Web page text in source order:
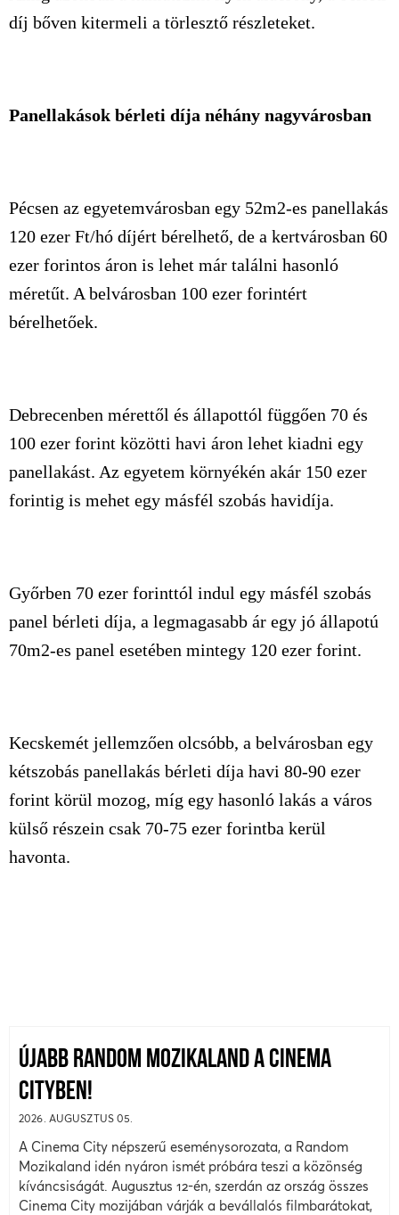
díj bőven kitermeli a törlesztő részleteket.
Panellakások bérleti díja néhány nagyvárosban
Pécsen az egyetemvárosban egy 52m2-es panellakás
120 ezer Ft/hó díjért bérelhető, de a kertvárosban 60
ezer forintos áron is lehet már találni hasonló
méretűt. A belvárosban 100 ezer forintért
bérelhetőek.
Debrecenben mérettől és állapottól függően 70 és
100 ezer forint közötti havi áron lehet kiadni egy
panellakást. Az egyetem környékén akár 150 ezer
forintig is mehet egy másfél szobás havidíja.
Győrben 70 ezer forinttól indul egy másfél szobás
panel bérleti díja, a legmagasabb ár egy jó állapotú
70m2-es panel esetében mintegy 120 ezer forint.
Kecskemét jellemzően olcsóbb, a belvárosban egy
kétszobás panellakás bérleti díja havi 80-90 ezer
forint körül mozog, míg egy hasonló lakás a város
külső részein csak 70-75 ezer forintba kerül
havonta.
ÚJABB RANDOM MOZIKALAND A CINEMA
CITYBEN!
2026. AUGUSZTUS 05.
A Cinema City népszerű eseménysorozata, a Random
Mozikaland idén nyáron ismét próbára teszi a közönség
kíváncsiságát. Augusztus 12-én, szerdán az ország összes
Cinema City mozijában várják a bevállalós filmbarátokat,